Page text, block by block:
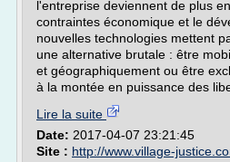
l'entreprise deviennent de plus
contraintes économique et le
nouvelles technologies mettent
une alternative brutale : être
et géographiquement ou être
à la montée en puissance des
Lire la suite
Date: 2017-04-07 23:21:45
Site : http://www.village-